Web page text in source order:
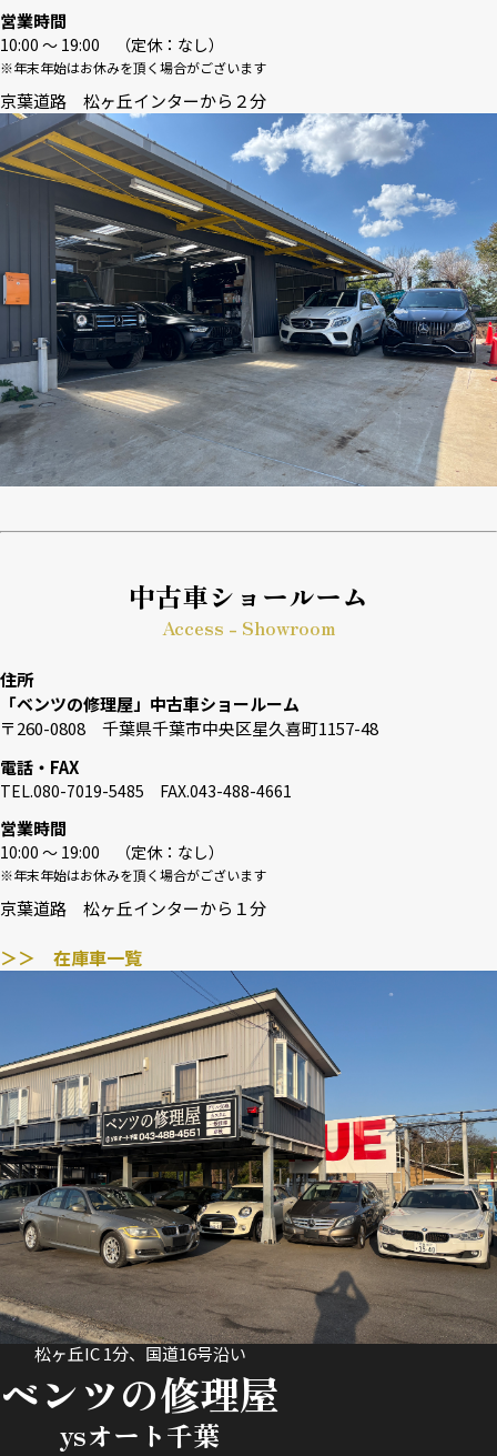
営業時間
10:00 〜 19:00 （定休：なし）
※年末年始はお休みを頂く場合がございます
京葉道路 松ヶ丘インターから２分
中古車ショールーム
Access - Showroom
住所
「ベンツの修理屋」中古車ショールーム
〒260-0808 千葉県千葉市中央区星久喜町1157-48
電話・FAX
TEL.080-7019-5485 FAX.043-488-4661
営業時間
10:00 〜 19:00 （定休：なし）
※年末年始はお休みを頂く場合がございます
京葉道路 松ヶ丘インターから１分
＞＞ 在庫車一覧
松ヶ丘IC 1分、国道16号沿い
ベンツの修理屋
ysオート千葉